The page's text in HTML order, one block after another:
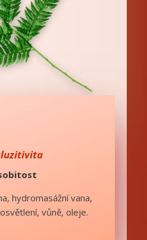
hydromasážní vana,
vůně, oleje.